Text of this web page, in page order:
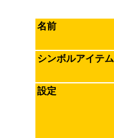
名前
シンボルアイテム
設定